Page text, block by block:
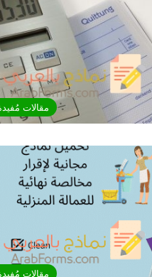
مقالات
مقالات